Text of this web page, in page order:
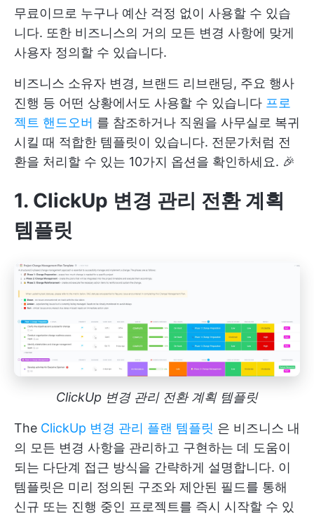
무료이므로 누구나 예산 걱정 없이 사용할 수 있습
니다. 또한 비즈니스의 거의 모든 변경 사항에 맞게
사용자 정의할 수 있습니다.
비즈니스 소유자 변경, 브랜드 리브랜딩, 주요 행사
진행 등 어떤 상황에서도 사용할 수 있습니다 프로
젝트 핸드오버 를 참조하거나 직원을 사무실로 복귀
시킬 때 적합한 템플릿이 있습니다. 전문가처럼 전
환을 처리할 수 있는 10가지 옵션을 확인하세요. 🎉
1. ClickUp 변경 관리 전환 계획
템플릿
ClickUp 변경 관리 전환 계획 템플릿
The ClickUp 변경 관리 플랜 템플릿 은 비즈니스 내
의 모든 변경 사항을 관리하고 구현하는 데 도움이
되는 다단계 접근 방식을 간략하게 설명합니다. 이
템플릿은 미리 정의된 구조와 제안된 필드를 통해
신규 또는 진행 중인 프로젝트를 즉시 시작할 수 있